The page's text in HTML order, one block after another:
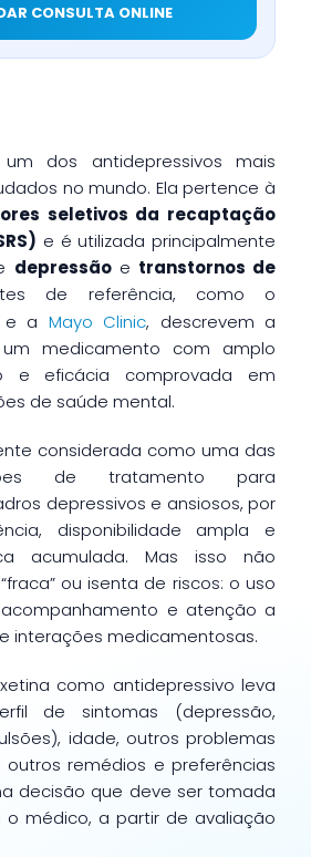
CONSULTA ONLINE
dos antidepressivos mais
no mundo. Ela pertence à
seletivos da recaptação
e é utilizada principalmente
depressãoe transtornos de
de referência, como o
e a Mayo Clinic, descrevem a
medicamento com amplo
e eficácia comprovada em
de saúde mental.
considerada como uma das
de tratamento para
depressivos e ansiosos, por
disponibilidade ampla e
acumulada. Mas isso não
ou isenta de riscos: o uso
e atenção a
interações medicamentosas.
como antidepressivo leva
de sintomas (depressão,
idade, outros problemas
remédios e preferências
decisão que deve ser tomada
médico, a partir de avaliação